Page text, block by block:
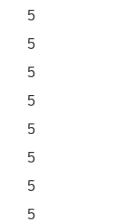
5
5
5
5
5
5
5
5